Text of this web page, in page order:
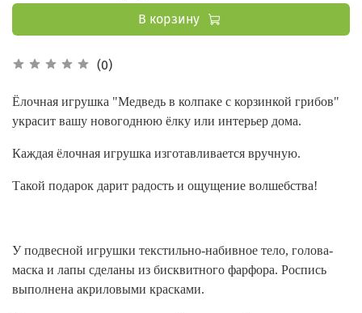
(0)
В корзину
Ёлочная игрушка "Медведь в колпаке с корзинкой грибов"
украсит вашу новогоднюю ёлку или интерьер дома.
Каждая ёлочная игрушка изготавливается вручную.
Такой подарок дарит радость и ощущение волшебства!
У подвесной игрушки текстильно-набивное тело, голова-
маска и лапы сделаны из бисквитного фарфора. Роспись
выполнена акриловыми красками.